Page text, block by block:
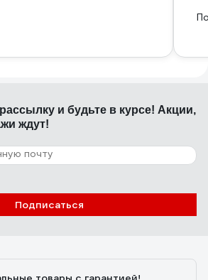
и будьте в курсе! Акции,
ждут!
Подписаться